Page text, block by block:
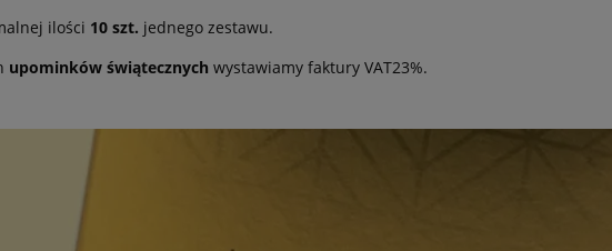
ilości 10 szt. jednego zestawu.
upominków świątecznych wystawiamy faktury VAT23%.